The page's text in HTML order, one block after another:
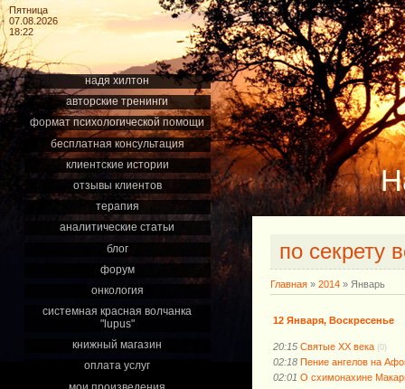
Пятница
07.08.2026
18:22
надя хилтон
авторские тренинги
формат психологической помощи
бесплатная консультация
клиентские истории
отзывы клиентов
терапия
аналитические статьи
блог
форум
онкология
системная красная волчанка
"lupus"
книжный магазин
оплата услуг
по секрету
Главная » 2014 » Январь
12 Января, Воскресенье
20:15 Святые ХХ века (0)
02:18 Пение ангелов на
02:01 О схимонахине